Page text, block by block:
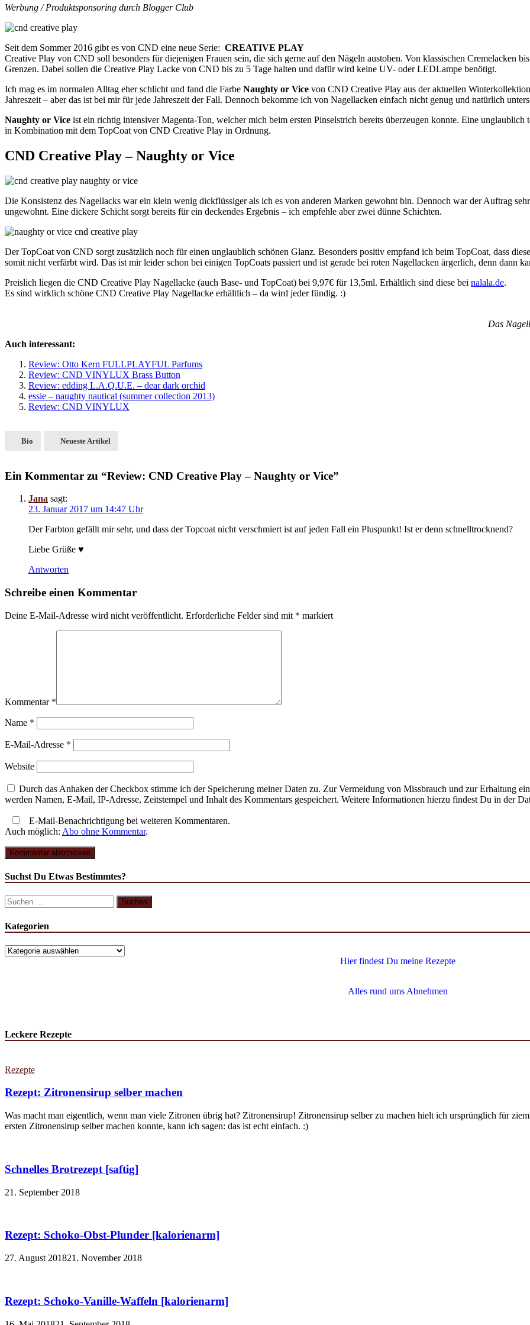
Werbung / Produktsponsoring durch Blogger Club
Seit dem Sommer 2016 gibt es von CND eine neue Serie: CREATIVE PLAY
Creative Play von CND soll besonders für diejenigen Frauen sein, die sich gerne auf den Nägeln austoben. Von klassischen Cremelacken
Grenzen. Dabei sollen die Creative Play Lacke von CND bis zu 5 Tage halten und dafür wird keine UV- oder LEDLampe benötigt.
Ich mag es im normalen Alltag eher schlicht und fand die Farbe Naughty or Vice von CND Creative Play aus der aktuellen
Jahreszeit – aber das ist bei mir für jede Jahreszeit der Fall. Dennoch bekomme ich von Nagellacken einfach nicht genug und natürlich
Naughty or Vice ist ein richtig intensiver Magenta-Ton, welcher mich beim ersten Pinselstrich bereits überzeugen konnte. Eine
in Kombination mit dem TopCoat von CND Creative Play in Ordnung.
CND Creative Play – Naughty or Vice
Die Konsistenz des Nagellacks war ein klein wenig dickflüssiger als ich es von anderen Marken gewohnt bin. Dennoch war der Auftrag
ungewohnt. Eine dickere Schicht sorgt bereits für ein deckendes Ergebnis – ich empfehle aber zwei dünne Schichten.
Der TopCoat von CND sorgt zusätzlich noch für einen unglaublich schönen Glanz. Besonders positiv empfand ich beim TopCoat, dass
somit nicht verfärbt wird. Das ist mir leider schon bei einigen TopCoats passiert und ist gerade bei roten Nagellacken ärgerlich, denn dann
Preislich liegen die CND Creative Play Nagellacke (auch Base- und TopCoat) bei 9,97€ für 13,5ml. Erhältlich sind diese bei nalala.de.
Es sind wirklich schöne CND Creative Play Nagellacke erhältlich – da wird jeder fündig. :)
Das
Auch interessant:
Review: Otto Kern FULLPLAYFUL Parfums
Review: CND VINYLUX Brass Button
Review: edding L.A.Q.U.E. – dear dark orchid
essie – naughty nautical (summer collection 2013)
Review: CND VINYLUX
Bio Neueste Artikel
Ein Kommentar zu “Review: CND Creative Play – Naughty or Vice”
Jana sagt:
23. Januar 2017 um 14:47 Uhr
Der Farbton gefällt mir sehr, und dass der Topcoat nicht verschmiert ist auf jeden Fall ein Pluspunkt! Ist er denn schnelltrocknend?
Liebe Grüße ♥
Antworten
Schreibe einen Kommentar
Deine E-Mail-Adresse wird nicht veröffentlicht. Erforderliche Felder sind mit * markiert
Kommentar *
Name *
E-Mail-Adresse *
Website
Durch das Anhaken der Checkbox stimme ich der Speicherung meiner Daten zu. Zur Vermeidung von Missbrauch und zur Erhaltung
werden Namen, E-Mail, IP-Adresse, Zeitstempel und Inhalt des Kommentars gespeichert. Weitere Informationen hierzu findest Du in der
E-Mail-Benachrichtigung bei weiteren Kommentaren.
Auch möglich: Abo ohne Kommentar.
Suchst Du Etwas Bestimmtes?
Kategorien
Hier findest Du meine Rezepte
Alles rund ums Abnehmen
Leckere Rezepte
Rezepte
Rezept: Zitronensirup selber machen
Was macht man eigentlich, wenn man viele Zitronen übrig hat? Zitronensirup! Zitronensirup selber zu machen hielt ich ursprünglich für
ersten Zitronensirup selber machen konnte, kann ich sagen: das ist echt einfach. :)
Schnelles Brotrezept [saftig]
21. September 2018
Rezept: Schoko-Obst-Plunder [kalorienarm]
27. August 201821. November 2018
Rezept: Schoko-Vanille-Waffeln [kalorienarm]